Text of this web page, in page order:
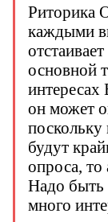
Риторика
каждыми
основной
он может
будут
опроса, то
Надо
много